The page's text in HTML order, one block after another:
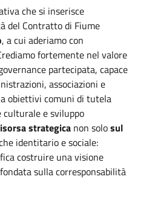
che si inserisce
del Contratto di Fiume
, a cui aderiamo con
fortemente nel valore
partecipata, capace
associazioni e
obiettivi comuni di tutela
culturale e sviluppo
strategica non solosul
identitario e sociale:
costruire una visione
sulla corresponsabilità